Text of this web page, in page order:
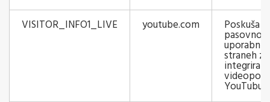
VISITOR_INFO1_LIVE
youtube.com Poskuša
pasovno
straneh z
YouTubu.